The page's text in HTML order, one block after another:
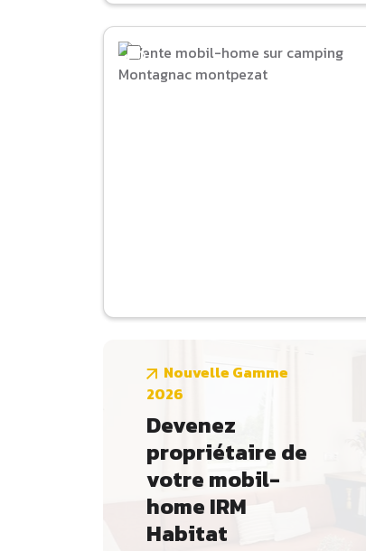
Nouvelle Gamme
2026
Devenez
propriétaire de
votre mobil-
home IRM
Habitat